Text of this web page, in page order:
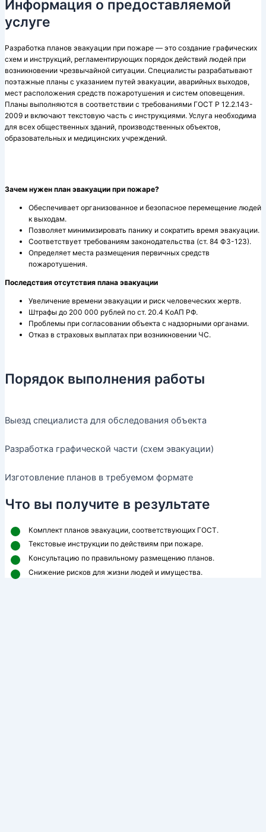
Информация о предоставляемой
услуге
Разработка планов эвакуации при пожаре — это создание графических
схем и инструкций, регламентирующих порядок действий людей при
возникновении чрезвычайной ситуации. Специалисты разрабатывают
поэтажные планы с указанием путей эвакуации, аварийных выходов,
мест расположения средств пожаротушения и систем оповещения.
Планы выполняются в соответствии с требованиями ГОСТ Р 12.2.143-
2009 и включают текстовую часть с инструкциями. Услуга необходима
для всех общественных зданий, производственных объектов,
образовательных и медицинских учреждений.
Зачем нужен план эвакуации при пожаре?
Обеспечивает организованное и безопасное перемещение людей
к выходам.
Позволяет минимизировать панику и сократить время эвакуации.
Соответствует требованиям законодательства (ст. 84 ФЗ-123).
Определяет места размещения первичных средств
пожаротушения.
Последствия отсутствия плана эвакуации
Увеличение времени эвакуации и риск человеческих жертв.
Штрафы до 200 000 рублей по ст. 20.4 КоАП РФ.
Проблемы при согласовании объекта с надзорными органами.
Отказ в страховых выплатах при возникновении ЧС.
Порядок выполнения работы
Выезд специалиста для обследования объекта
Разработка графической части (схем эвакуации)
Изготовление планов в требуемом формате
Что вы получите в результате
Комплект планов эвакуации, соответствующих ГОСТ.
Текстовые инструкции по действиям при пожаре.
Консультацию по правильному размещению планов.
Снижение рисков для жизни людей и имущества.